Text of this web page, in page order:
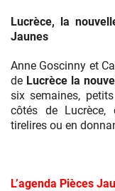
Pièces
Jaunes
Lucrèce, la
Jaunes
Anne Goscinny et
de Lucrèce la
six semaines,
côtés de Lucrèce,
tirelires ou en
L’agenda Pièces